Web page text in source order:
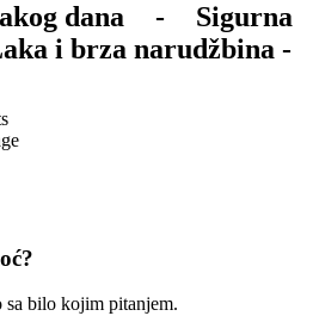
dana -
Sigurna
i brza narudžbina -
sa bilo kojim pitanjem.